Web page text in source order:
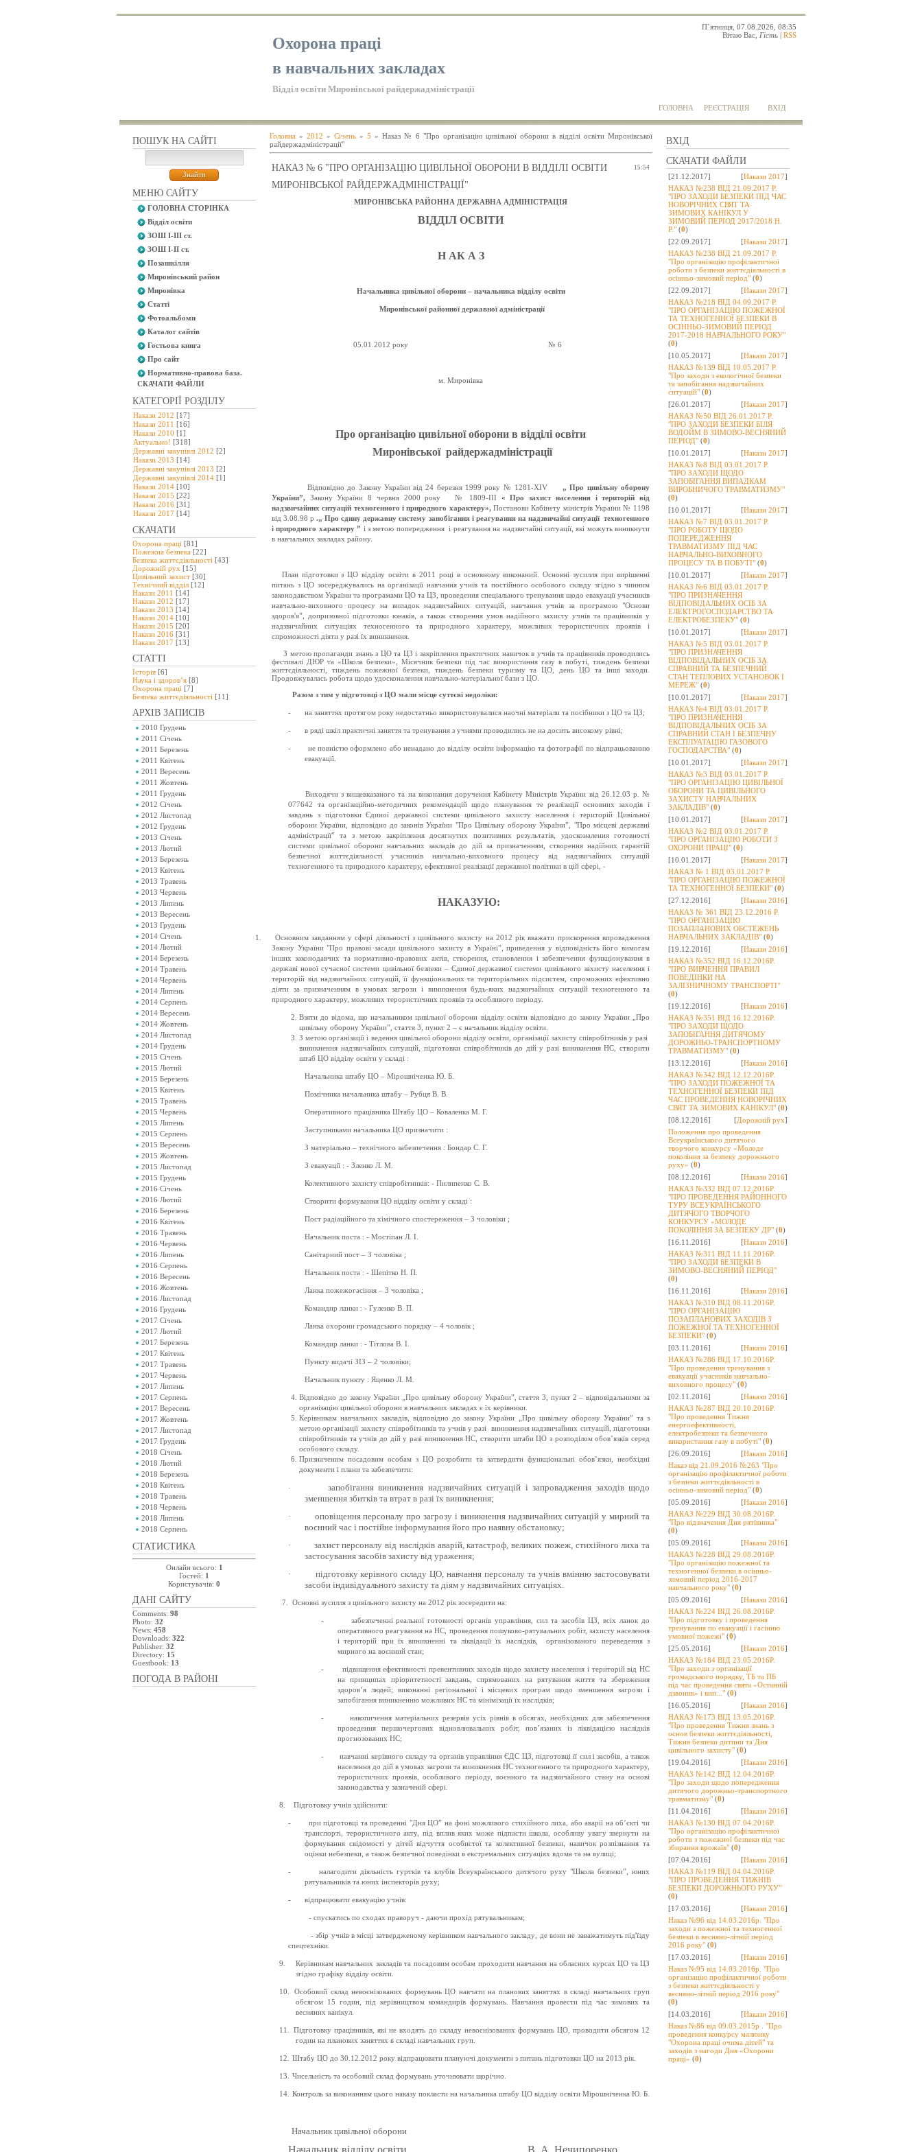
Охорона праці
в навчальних закладах
Відділ освіти Миронівської райдержадміністрації
П`ятниця, 07.08.2026, 08:35
Вітаю Вас Гість | RSS
ГОЛОВНА РЕЄСТРАЦІЯ ВХІД
ПОШУК НА САЙТІ
МЕНЮ САЙТУ
ГОЛОВНА СТОРІНКА
Відділ освіти
ЗОШ І-ІІІ ст.
ЗОШ І-ІІ ст.
Позашкілля
Миронівський район
Миронівка
Статті
Фотоальбоми
Каталог сайтів
Гостьова книга
Про сайт
Нормативно-правова база.
СКАЧАТИ ФАЙЛИ
КАТЕГОРІЇ РОЗДІЛУ
Накази 2012 [17]
Накази 2011 [16]
Накази 2010 [1]
Актуально! [318]
Державні закупівлі 2012 [2]
Накази 2013 [14]
Державні закупівлі 2013 [2]
Державні закупівлі 2014 [1]
Накази 2014 [10]
Накази 2015 [22]
Накази 2016 [31]
Накази 2017 [14]
СКАЧАТИ
Охорона праці [81]
Пожежна безпека [22]
Безпека життєдіяльності [43]
Дорожній рух [15]
Цивільний захист [30]
Технічний відділ [12]
Накази 2011 [14]
Накази 2012 [17]
Накази 2013 [14]
Накази 2014 [10]
Накази 2015 [20]
Накази 2016 [31]
Накази 2017 [13]
СТАТТІ
Історія [6]
Наука і здоров’я [8]
Охорона праці [7]
Безпeка життєдіяльності [11]
АРХІВ ЗАПИСІВ
2010 Грудень
2011 Січень
2011 Березень
2011 Квітень
2011 Вересень
2011 Жовтень
2011 Грудень
2012 Січень
2012 Листопад
2012 Грудень
2013 Січень
2013 Лютий
2013 Березень
2013 Квітень
2013 Травень
2013 Червень
2013 Липень
2013 Вересень
2013 Грудень
2014 Січень
2014 Лютий
2014 Березень
2014 Травень
2014 Червень
2014 Липень
2014 Серпень
2014 Вересень
2014 Жовтень
2014 Листопад
2014 Грудень
2015 Січень
2015 Лютий
2015 Березень
2015 Квітень
2015 Травень
2015 Червень
2015 Липень
2015 Серпень
2015 Вересень
2015 Жовтень
2015 Листопад
2015 Грудень
2016 Січень
2016 Лютий
2016 Березень
2016 Квітень
2016 Травень
2016 Червень
2016 Липень
2016 Серпень
2016 Вересень
2016 Жовтень
2016 Листопад
2016 Грудень
2017 Січень
2017 Лютий
2017 Березень
2017 Квітень
2017 Травень
2017 Червень
2017 Липень
2017 Серпень
2017 Вересень
2017 Жовтень
2017 Листопад
2017 Грудень
2018 Січень
2018 Лютий
2018 Березень
2018 Квітень
2018 Травень
2018 Червень
2018 Липень
2018 Серпень
СТАТИСТИКА
Онлайн всього: 1
Гостей: 1
Користувачів: 0
ДАНІ САЙТУ
Comments: 98
Photo: 32
News: 458
Downloads: 322
Publisher: 32
Directory: 15
Guestbook: 13
ПОГОДА В РАЙОНІ
ВХІД
СКАЧАТИ ФАЙЛИ
[21.12.2017] [Накази 2017]
НАКАЗ №238 ВІД 21.09.2017 Р.
"ПРО ЗАХОДИ БЕЗПЕКИ ПІД ЧАС
НОВОРІЧНИХ СВЯТ ТА
ЗИМОВИХ КАНІКУЛ У
ЗИМОВИЙ ПЕРІОД 2017/2018 Н.
Р." (0)
[22.09.2017]
[Накази 2017]
НАКАЗ №238 ВІД 21.09.2017 Р.
"Про організацію профілактичної
роботи з безпеки життєдіяльності в
осінньо-зимовий період" (0)
[22.09.2017]
[Накази 2017]
НАКАЗ №218 ВІД 04.09.2017 Р.
"ПРО ОРГАНІЗАЦІЮ ПОЖЕЖНОЇ
ТА ТЕХНОГЕННОЇ БЕЗПЕКИ В
ОСІННЬО-ЗИМОВИЙ ПЕРІОД
2017-2018 НАВЧАЛЬНОГО РОКУ"
(0)
[10.05.2017]
[Накази 2017]
НАКАЗ №139 ВІД 10.05.2017 Р.
"Про заходи з екологічної безпеки
та запобігання надзвичайних
ситуацій" (0)
[26.01.2017]
[Накази 2017]
НАКАЗ №50 ВІД 26.01.2017 Р.
"ПРО ЗАХОДИ БЕЗПЕКИ БІЛЯ
ВОДОЙМ В ЗИМОВО-ВЕСНЯНИЙ
ПЕРІОД" (0)
[10.01.2017]
[Накази 2017]
НАКАЗ №8 ВІД 03.01.2017 Р.
"ПРО ЗАХОДИ ЩОДО
ЗАПОБІГАННЯ ВИПАДКАМ
ВИРОБНИЧОГО ТРАВМАТИЗМУ"
(0)
[10.01.2017]
[Накази 2017]
НАКАЗ №7 ВІД 03.01.2017 Р.
"ПРО РОБОТУ ЩОДО
ПОПЕРЕДЖЕННЯ
ТРАВМАТИЗМУ ПІД ЧАС
НАВЧАЛЬНО-ВИХОВНОГО
ПРОЦЕСУ ТА В ПОБУТІ" (0)
[10.01.2017]
[Накази 2017]
НАКАЗ №6 ВІД 03.01.2017 Р.
"ПРО ПРИЗНАЧЕННЯ
ВІДПОВІДАЛЬНИХ ОСІБ ЗА
ЕЛЕКТРОГОСПОДАРСТВО ТА
ЕЛЕКТРОБЕЗПЕКУ" (0)
[10.01.2017]
[Накази 2017]
НАКАЗ №5 ВІД 03.01.2017 Р.
"ПРО ПРИЗНАЧЕННЯ
ВІДПОВІДАЛЬНИХ ОСІБ ЗА
СПРАВНИЙ ТА БЕЗПЕЧНИЙ
СТАН ТЕПЛОВИХ УСТАНОВОК І
МЕРЕЖ" (0)
[10.01.2017]
[Накази 2017]
НАКАЗ №4 ВІД 03.01.2017 Р.
"ПРО ПРИЗНАЧЕННЯ
ВІДПОВІДАЛЬНИХ ОСІБ ЗА
СПРАВНИЙ СТАН І БЕЗПЕЧНУ
ЕКСПЛУАТАЦІЮ ГАЗОВОГО
ГОСПОДАРСТВА" (0)
[10.01.2017]
[Накази 2017]
НАКАЗ №3 ВІД 03.01.2017 Р.
"ПРО ОРГАНІЗАЦІЮ ЦИВІЛЬНОЇ
ОБОРОНИ ТА ЦИВІЛЬНОГО
ЗАХИСТУ НАВЧАЛЬНИХ
ЗАКЛАДІВ" (0)
[10.01.2017]
[Накази 2017]
НАКАЗ №2 ВІД 03.01.2017 Р.
"ПРО ОРГАНІЗАЦІЮ РОБОТИ З
ОХОРОНИ ПРАЦІ" (0)
[10.01.2017]
[Накази 2017]
НАКАЗ № 1 ВІД 03.01.2017 Р.
"ПРО ОРГАНІЗАЦІЮ ПОЖЕЖНОЇ
ТА ТЕХНОГЕННОЇ БЕЗПЕКИ" (0)
[27.12.2016]
[Накази 2016]
НАКАЗ № 361 ВІД 23.12.2016 Р.
"ПРО ОРГАНІЗАЦІЮ
ПОЗАПЛАНОВИХ ОБСТЕЖЕНЬ
НАВЧАЛЬНИХ ЗАКЛАДІВ" (0)
[19.12.2016]
[Накази 2016]
НАКАЗ №352 ВІД 16.12.2016Р.
"ПРО ВИВЧЕННЯ ПРАВИЛ
ПОВЕДІНКИ НА
ЗАЛІЗНИЧНОМУ ТРАНСПОРТІ"
(0)
[19.12.2016]
[Накази 2016]
НАКАЗ №351 ВІД 16.12.2016Р.
"ПРО ЗАХОДИ ЩОДО
ЗАПОБІГАННЯ ДИТЯЧОМУ
ДОРОЖНЬО-ТРАНСПОРТНОМУ
ТРАВМАТИЗМУ" (0)
[13.12.2016]
[Накази 2016]
НАКАЗ №342 ВІД 12.12.2016Р.
"ПРО ЗАХОДИ ПОЖЕЖНОЇ ТА
ТЕХНОГЕННОЇ БЕЗПЕКИ ПІД
ЧАС ПРОВЕДЕННЯ НОВОРІЧНИХ
СВЯТ ТА ЗИМОВИХ КАНІКУЛ" (0)
[08.12.2016]
[Дорожній рух]
Положення про проведення
Всеукраїнського дитячого
творчого конкурсу «Молоде
покоління за безпеку дорожнього
руху» (0)
[08.12.2016]
[Накази 2016]
НАКАЗ №332 ВІД 07.12.2016Р.
"ПРО ПРОВЕДЕННЯ РАЙОННОГО
ТУРУ ВСЕУКРАЇНСЬКОГО
ДИТЯЧОГО ТВОРЧОГО
КОНКУРСУ «МОЛОДЕ
ПОКОЛІННЯ ЗА БЕЗПЕКУ ДР" (0)
[16.11.2016]
[Накази 2016]
НАКАЗ №311 ВІД 11.11.2016Р.
"ПРО ЗАХОДИ БЕЗПЕКИ В
ЗИМОВО-ВЕСНЯНИЙ ПЕРІОД"
(0)
[16.11.2016]
[Накази 2016]
НАКАЗ №310 ВІД 08.11.2016Р.
"ПРО ОРГАНІЗАЦІЮ
ПОЗАПЛАНОВИХ ЗАХОДІВ З
ПОЖЕЖНОЇ ТА ТЕХНОГЕННОЇ
БЕЗПЕКИ" (0)
[03.11.2016]
[Накази 2016]
НАКАЗ №286 ВІД 17.10.2016Р.
"Про проведення тренування з
евакуації учасників навчально-
виховного процесу" (0)
[02.11.2016]
[Накази 2016]
НАКАЗ №287 ВІД 20.10.2016Р.
"Про проведення Тижня
енергоефективності,
електробезпеки та безпечного
використання газу в побуті" (0)
[26.09.2016]
[Накази 2016]
Наказ від 21.09.2016 №263 "Про
організацію профілактичної роботи
з безпеки життєдіяльності в
осінньо-зимовий період" (0)
[05.09.2016]
[Накази 2016]
НАКАЗ №229 ВІД 30.08.2016Р.
"Про відзначення Дня рятівника"
(0)
[05.09.2016]
[Накази 2016]
НАКАЗ №228 ВІД 29.08.2016Р.
"Про організацію пожежної та
техногенної безпеки в осінньо-
зимовий період 2016-2017
навчального року" (0)
[05.09.2016]
[Накази 2016]
НАКАЗ №224 ВІД 26.08.2016Р.
"Про підготовку і проведення
тренування по евакуації і гасінню
умовної пожежі" (0)
[25.05.2016]
[Накази 2016]
НАКАЗ №184 ВІД 23.05.2016Р.
"Про заходи з організації
громадського порядку, ТБ та ПБ
під час проведення свята «Останній
дзвоник» і вип..." (0)
[16.05.2016]
[Накази 2016]
НАКАЗ №173 ВІД 13.05.2016Р.
"Про проведення Тижня знань з
основ безпеки життєдіяльності,
Тижня безпеки дитини та Дня
цивільного захисту" (0)
[19.04.2016]
[Накази 2016]
НАКАЗ №142 ВІД 12.04.2016Р.
"Про заходи щодо попередження
дитячого дорожньо-транспортного
травматизму" (0)
[11.04.2016]
[Накази 2016]
НАКАЗ №130 ВІД 07.04.2016Р.
"Про організацію профілактичної
роботи з пожежної безпеки під час
збирання врожаїв" (0)
[07.04.2016]
[Накази 2016]
НАКАЗ №119 ВІД 04.04.2016Р.
"ПРО ПРОВЕДЕННЯ ТИЖНІВ
БЕЗПЕКИ ДОРОЖНЬОГО РУХУ"
(0)
[17.03.2016]
[Накази 2016]
Наказ №96 від 14.03.2016р. "Про
заходи з пожежної та техногенної
безпеки в весняно-літній період
2016 року" (0)
[17.03.2016]
[Накази 2016]
Наказ №95 від 14.03.2016р. "Про
організацію профілактичної роботи
з безпеки життєдіяльності у
весняно-літній період 2016 року"
(0)
[14.03.2016]
[Накази 2016]
Наказ №86 від 09.03.2015р . "Про
проведення конкурсу малюнку
"Охорона праці очима дітей" та
заходів з нагоди Дня «Охорони
праці» (0)
Головна » 2012 » Січень » 5 » Наказ № 6 "Про організацію цивільної оборони в відділі освіти Миронівської
райдержадміністрації"
15:54
НАКАЗ № 6 "ПРО ОРГАНІЗАЦІЮ ЦИВІЛЬНОЇ ОБОРОНИ В ВІДДІЛІ ОСВІТИ
МИРОНІВСЬКОЇ РАЙДЕРЖАДМІНІСТРАЦІЇ"
МИРОНІВСЬКА РАЙОННА ДЕРЖАВНА АДМІНІСТРАЦІЯ
ВІДДІЛ ОСВІТИ
Н АК А З
Начальника цивільної оборони – начальника відділу освіти
Миронівської районної державної адміністрації
05.01.2012 року № 6
м. Миронівка
Про організацію цивільної оборони в відділі освіти
Миронівської райдержадміністрації
Відповідно до Закону України від 24 березня 1999 року № 1281-XIV
„ Про цивільну оборону
України”, Закону України 8 червня 2000 року № 1809-ІІІ « Про захист населення і територій від
надзвичайних ситуацій техногенного і природного характеру», Постанови Кабінету міністрів України № 1198
від 3.08.98 р.„Про єдину державну систему запобігання і реагування на надзвичайні ситуації техногенного
і природного характеру ” і з метою попередження і реагування на надзвичайні ситуації, які можуть виникнути
в навчальних закладах району.
План підготовки з ЦО відділу освіти в 2011 році в основному виконаний. Основні зусилля при вирішенні
питань з ЦО зосереджувались на організації навчання учнів та постійного особового складу згідно з чинним
законодавством України та програмами ЦО та ЦЗ, проведення спеціального тренування щодо евакуації учасників
навчально-виховного процесу на випадок надзвичайних ситуацій, навчання учнів за програмою "Основи
здоров'я”, допризовної підготовки юнаків, а також створення умов надійного захисту учнів та працівників у
надзвичайних ситуаціях техногенного та природного характеру, можливих терористичних проявів і
спроможності діяти у разі їх виникнення.
З метою пропаганди знань з ЦО та ЦЗ і закріплення практичних навичок в учнів та працівників проводились
фестивалі ДЮР та «Школа безпеки», Місячник безпеки під час використання газу в побуті, тиждень безпеки
життєдіяльності, тиждень пожежної безпеки, тиждень безпеки туризму та ЦО, день ЦО та інші заходи.
Продовжувалась робота щодо удосконалення навчально-матеріальної бази з ЦО.
Разом з тим у підготовці з ЦО мали місце суттєві недоліки:
- на заняттях протягом року недостатньо використовувалися наочні матеріали та посібники з ЦО та ЦЗ;
- в ряді шкіл практичні заняття та тренування з учнями проводились не на досить високому рівні;
- не повністюоформлено або ненадано до відділу освіти інформацію та фотографії повідпрацьованню
евакуації
Виходячи з вищевказаного та на виконання доручення Кабінету Міністрів України від 26.12.03 р. №
077642 та організаційно-методичних рекомендацій щодо планування те реалізації основних заходів і
завдань з підготовки Єдиної державної системи цивільного захисту населення і територій Цивільної
оборони України, відповідно до законів України "Про Цивільну оборону України”, "Про місцеві державні
адміністрації” та з метою закріплення досягнутих позитивних результатів, удосконалення готовності
системи цивільної оборони навчальних закладів до дій за призначенням, створення надійних гарантій
безпечної життєдіяльності учасників навчально-виховного процесу віднадзвичайних ситуацій
техногенного та природного характеру, ефективної реалізації державної політики в цій сфері, -
НАКАЗУЮ:
1. Основним завданням у сфері діяльності з цивільного захисту на 2012 рік вважати прискорення впровадження
Закону України "Про правові засади цивільного захисту в Україні”, приведення у відповідність його вимогам
інших законодавчих та нормативно-правових актів, створення, становлення і забезпечення функціонування в
державі нової сучасної системи цивільної безпеки – Єдиної державної системи цивільного захисту населення і
територій від надзвичайних ситуацій, її функціональних та територіальних підсистем, спроможних ефективно
діяти за призначенням в умовах загрози і виникнення будь-яких надзвичайних ситуацій техногенного та
природного характеру, можливих терористичних проявів та особливого періоду.
Взяти до відома, що начальником цивільної оборони відділу освіти відповідно до закону України „Про
цивільну оборону України”, стаття 3, пункт 2 – є начальник відділу освіти.
З метою організації і ведення цивільної оборонивідділу освіти , організації захисту співробітників у разі
виникнення надзвичайних ситуацій, підготовки співробітників до дій у разі виникнення НС, створити
штаб ЦО відділу освіти у складі :
Начальника штабу ЦО – Мірошніченка Ю. Б.
Помічника начальника штабу – Рубця В. В.
Оперативного працівника Штабу ЦО – Коваленка М. Г.
Заступниками начальника ЦО призначити :
З матеріально – технічного забезпечення : Бондар С. Г.
З евакуації : - Зленко Л. М.
Колективного захисту співробітників: - Пилипенко С. В.
Створити формування ЦО відділу освіти у складі :
Пост радіаційного та хімічного спостереження – 3 чоловіки ;
Начальник поста : - Мостіпан Л. І.
Санітарний пост – 3 чоловіка ;
Начальник поста : - Шепітко Н. П.
Ланка пожежогасіння – 3 чоловіка ;
Командир ланки : - Гуленко В. П.
Ланка охорони громадського порядку – 4 чоловік ;
Командир ланки : - Тітлова В. І.
Пункту видачі ЗІЗ – 2 чоловіки;
Начальник пункту : Яценко Л. М.
Відповідно до закону України „Про цивільну оборону України”, стаття 3, пункт 2 –відповідальними за
організацію цивільної оборони в навчальних закладах є їх керівники.
Керівникам навчальних закладів, відповідно до закону України „Про цивільну оборону України” та з
метою організації захисту співробітників та учнів у разі
виникнення надзвичайних ситуацій, підготовки
співробітників та учнів до дій у разі виникнення НС, створити штаби ЦО з розподілом обов’язків серед
особового складу.
Призначеним посадовим особам з ЦО розробити та затвердити функціональні обов’язки, необхідні
документи і плани та забезпечити:
·
запобігання виникнення надзвичайних ситуацій і запровадження заходів щодо
зменшення збитків та втрат в разі їх виникнення;
·
оповіщення персоналу про загрозу і виникнення надзвичайних ситуацій у мирний та
воєнний час і постійне інформування його про наявну обстановку;
·
захист персоналу від наслідків аварій, катастроф, великих пожеж, стихійного лиха та
застосування засобів захисту від ураження;
·
підготовку керівного складу ЦО, навчання персоналу та учнів вмінню застосовувати
засоби індивідуального захисту та діям у надзвичайних ситуаціях.
7. Основні зусилля з цивільного захисту на 2012 рік зосередити на:
-
забезпеченні реальної готовності органів управління, сил та засобів ЦЗ, всіх ланок до
оперативного реагування на НС, проведення пошуково-рятувальних робіт, захисту населення
і територій при їх виникненні та ліквідації їх наслідків,
організованого переведення з
мирного на воєнний стан;
-
підвищення ефективності превентивних заходів щодо захисту населення і територій від НС
на принципах пріоритетності завдань, спрямованих на рятування життя та збереження
здоров’я людей; виконанні регіональної і місцевих програм щодо зменшення загрози і
запобігання виникненню можливих НС та мінімізації їх наслідків;
-
накопичення матеріальних резервів усіх рівнів в обсягах, необхідних для забезпечення
проведення першочергових відновлювальних робіт, пов’язаних із ліквідацією наслідків
прогнозованих НС;
-
навчанні керівного складу та органів управління ЄДС ЦЗ, підготовці її сил і засобів, а також
населення до дій в умовах загрози та виникнення НС техногенного та природного характеру,
терористичних проявів, особливого періоду, воєнного та надзвичайного стану на основі
законодавства у зазначеній сфері.
8. Підготовку учнів здійснити:
-
при підготовці та проведенні "Дня ЦО” на фоні можливого стихійного лиха, або аварії на об’єкті чи
транспорті, терористичного акту, під вплив яких може підпасти школа, особливу увагу звернути на
формування свідомості у дітей відчуття особистої та колективної безпеки, навичок розпізнання та
оцінки небезпеки, а також безпечної поведінки в екстремальних ситуаціях вдома та на вулиці;
-
налагодити діяльність гуртків та клубів Всеукраїнського дитячого руху "Школа безпеки”, юних
рятувальників та юних інспекторів руху;
- відпрацювати евакуацію учнів:
- спускатись по сходах праворуч - даючи прохід рятувальникам;
- збір учнів в місці затвердженому керівником навчального закладу , де вони не заважатимуть під'їзду
спецтехніки.
9. Керівникам навчальних закладів та посадовим особам проходити навчання на обласних курсах ЦО та ЦЗ
згідно графіку відділу освіти.
10. Особовий склад невоєнізованих формувань ЦО навчати на планових заняттях в складі навчальних груп
обсягом 15 годин, під керівництвом командирів формувань. Навчання провести під час зимових та
весняних канікул.
11.
Підготовку працівників, які не входять до складу невоєнізованих формувань ЦО, проводити обсягом 12
годин на планових заняттях в складі навчальних груп.
12. Штабу ЦО до 30.12.2012 року відпрацювати плануючі документи з питань підготовки ЦО на 2013 рік.
13. Чисельність та особовий склад формувань уточнювати щорічно.
14. Контроль за виконанням цього наказу покласти на начальника штабу ЦО відділу освіти Мірошніченка Ю. Б.
Начальник цивільної оборони
Начальник відділу освіти В. А. Нечипоренко